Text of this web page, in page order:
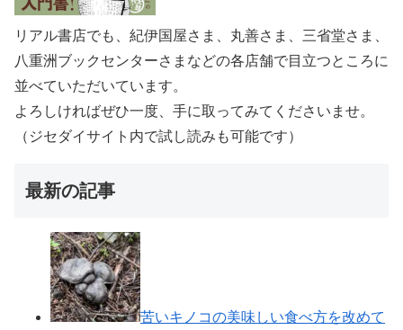
リアル書店でも、紀伊国屋さま、丸善さま、三省堂さま、
八重洲ブックセンターさまなどの各店舗で目立つところに
並べていただいています。
よろしければぜひ一度、手に取ってみてくださいませ。
（ジセダイサイト内で試し読みも可能です）
最新の記事
苦いキノコの美味しい食べ方を改めて